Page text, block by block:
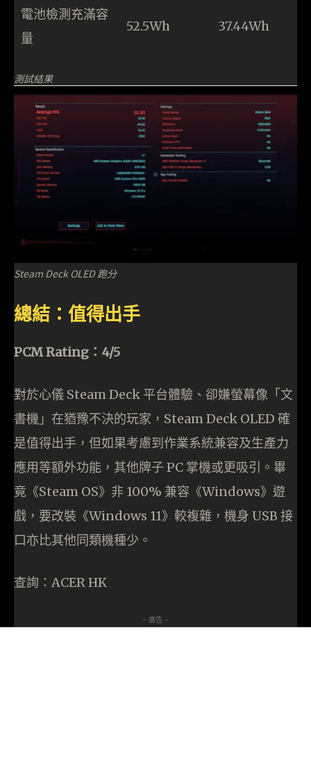
電池檢測充滿容
量
52.5Wh 37.44Wh
測試結果
Steam Deck OLED 跑分
總結：值得出手
PCM Rating：4/5
對於心儀 Steam Deck 平台體驗、卻嫌螢幕像「文
書機」在猶豫不決的玩家，Steam Deck OLED 確
是值得出手，但如果考慮到作業系統兼容及生產力
應用等額外功能，其他牌子 PC 掌機或更吸引。畢
竟《Steam OS》非 100% 兼容《Windows》遊
戲，要改裝《Windows 11》較複雜，機身 USB 接
口亦比其他同類機種少。
查詢：ACER HK
- 廣告 -